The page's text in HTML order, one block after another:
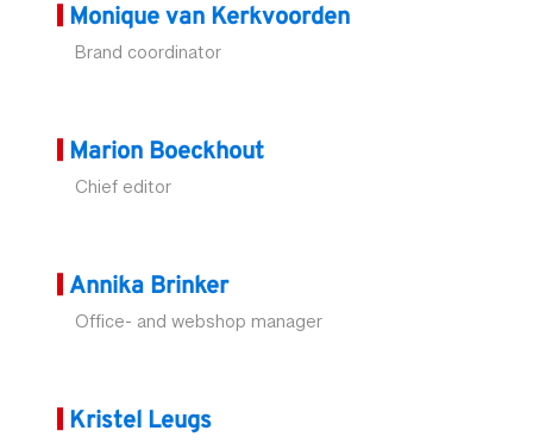
Monique van Kerkvoorden
Brand coordinator
Marion Boeckhout
Chief editor
Annika Brinker
Office- and webshop manager
Kristel Leugs